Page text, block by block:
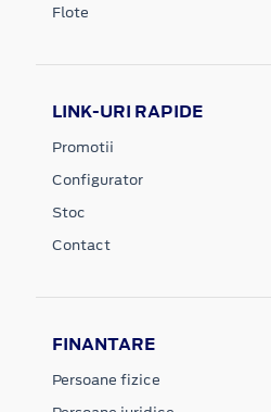
Flote
LINK-URI RAPIDE
Promotii
Configurator
Stoc
Contact
FINANTARE
Persoane fizice